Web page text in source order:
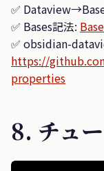
✅
✅ Bases記法:
✅ obsidian-
https://
properties
8. チュ